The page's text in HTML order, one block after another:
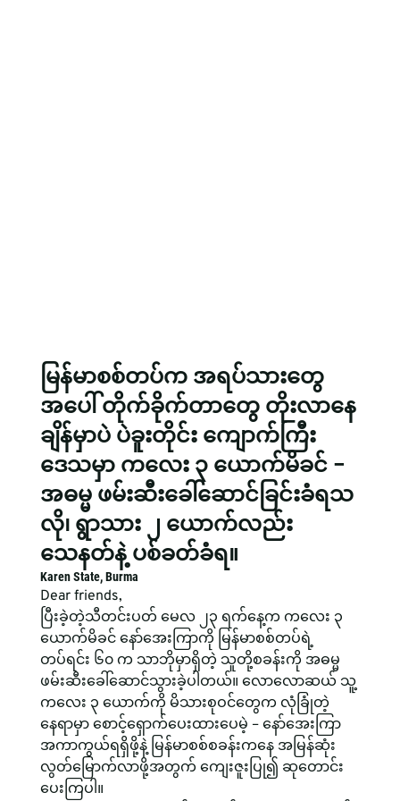
မြန်မာစစ်တပ်က အရပ်သားတွေ
အပေါ် တိုက်ခိုက်တာတွေ တိုးလာနေ
ချိန်မှာပဲ ပဲခူးတိုင်း ကျောက်ကြီး
ဒေသမှာ ကလေး ၃ ယောက်မိခင် –
အဓမ္မ ဖမ်းဆီးခေါ်ဆောင်ခြင်းခံရသ
လို၊ ရွာသား ၂ ယောက်လည်း
သေနတ်နဲ့ ပစ်ခတ်ခံရ။
Karen State, Burma
Dear friends,
ပြီးခဲ့တဲ့သီတင်းပတ် မေလ ၂၃ ရက်နေ့က ကလေး ၃
ယောက်မိခင် နော်အေးကြာကို မြန်မာစစ်တပ်ရဲ့
တပ်ရင်း ၆၀ က သာဘိုမှာရှိတဲ့ သူတို့စခန်းကို အဓမ္မ
ဖမ်းဆီးခေါ်ဆောင်သွားခဲ့ပါတယ်။ လောလောဆယ် သူ့
ကလေး ၃ ယောက်ကို မိသားစုဝင်တွေက လုံခြုံတဲ့
နေရာမှာ စောင့်ရှောက်ပေးထားပေမဲ့ – နော်အေးကြာ
အကာကွယ်ရရှိဖို့နဲ့ မြန်မာစစ်စခန်းကနေ အမြန်ဆုံး
လွတ်မြောက်လာဖို့အတွက် ကျေးဇူးပြု၍ ဆုတောင်း
ပေးကြပါ။